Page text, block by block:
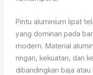
Pintu aluminium lipat
yang dominan pada
modern. Material
ringan, kekuatan, dan
dibandingkan baja